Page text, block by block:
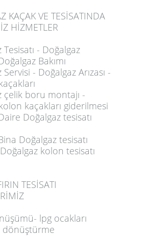
KAÇAK VE TESİSATINDA
HİZMETLER
- Doğalgaz
Bakımı
- Doğalgaz Arızası -
çelik boru montajı -
kaçakları giderilmesi
Doğalgaz tesisatı
Doğalgaz tesisatı
kolon tesisatı
TESİSATI
lpg ocakları
dönüştürme